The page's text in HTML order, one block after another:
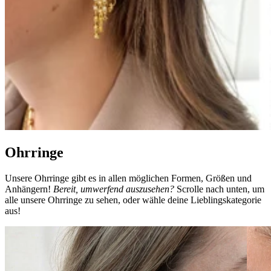
Ohrringe
Unsere Ohrringe gibt es in allen möglichen Formen, Größen und
Anhängern! Bereit, umwerfend auszusehen? Scrolle nach unten, um
alle unsere Ohrringe zu sehen, oder wähle deine Lieblingskategorie
aus!